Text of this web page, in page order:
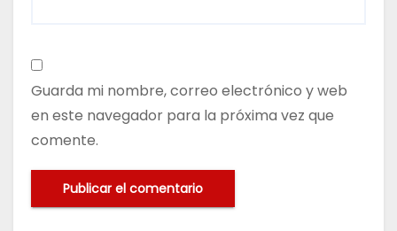
Guarda mi nombre, correo electrónico y web
en este navegador para la próxima vez que
comente.